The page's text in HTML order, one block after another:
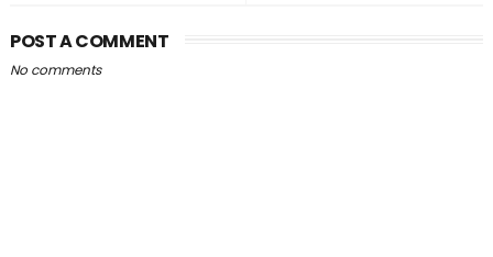
POST A COMMENT
No comments